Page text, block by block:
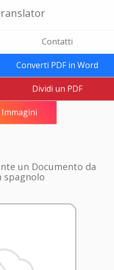
Contatti
Converti PDF in Word
Dividi un PDF
un Documento da
spagnolo